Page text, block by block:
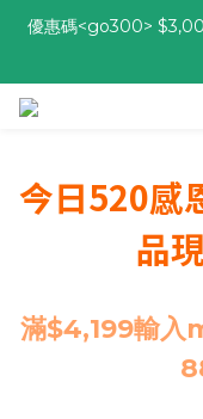
優惠碼<go300>
[自由配每期都85折!]
今日520感
品
滿$4,199輸入